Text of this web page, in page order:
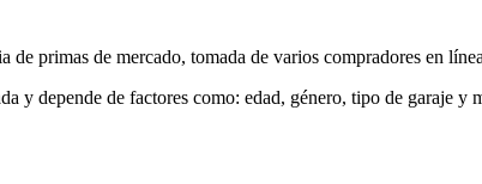
de primas de mercado, tomada de varios compradores en
y depende de factores como: edad, género, tipo de garaje